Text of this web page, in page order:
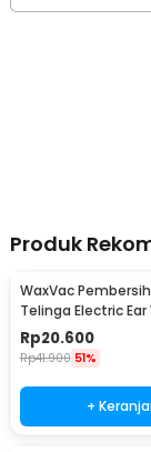
Produk
WaxVac
Telinga Electric Ear
Vacuum Silicon Tip
Rp20.600
Rp41.900 51%
+